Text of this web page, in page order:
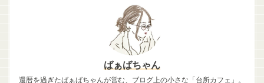
ばぁばちゃん
還暦を過ぎたばぁばちゃんが営む、ブログ上の小さな「台所カフェ」。